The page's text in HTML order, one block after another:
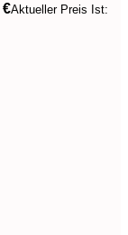
€Aktueller Preis Ist: